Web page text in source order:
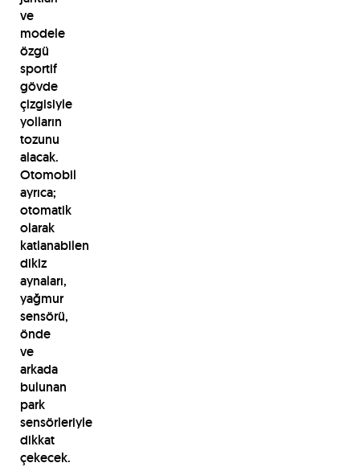
ve
modele
özgü
sportif
gövde
çizgisiyle
yolların
tozunu
alacak.
Otomobil
ayrıca;
otomatik
olarak
katlanabilen
dikiz
aynaları,
yağmur
sensörü,
önde
ve
arkada
bulunan
park
sensörleriyle
dikkat
çekecek.